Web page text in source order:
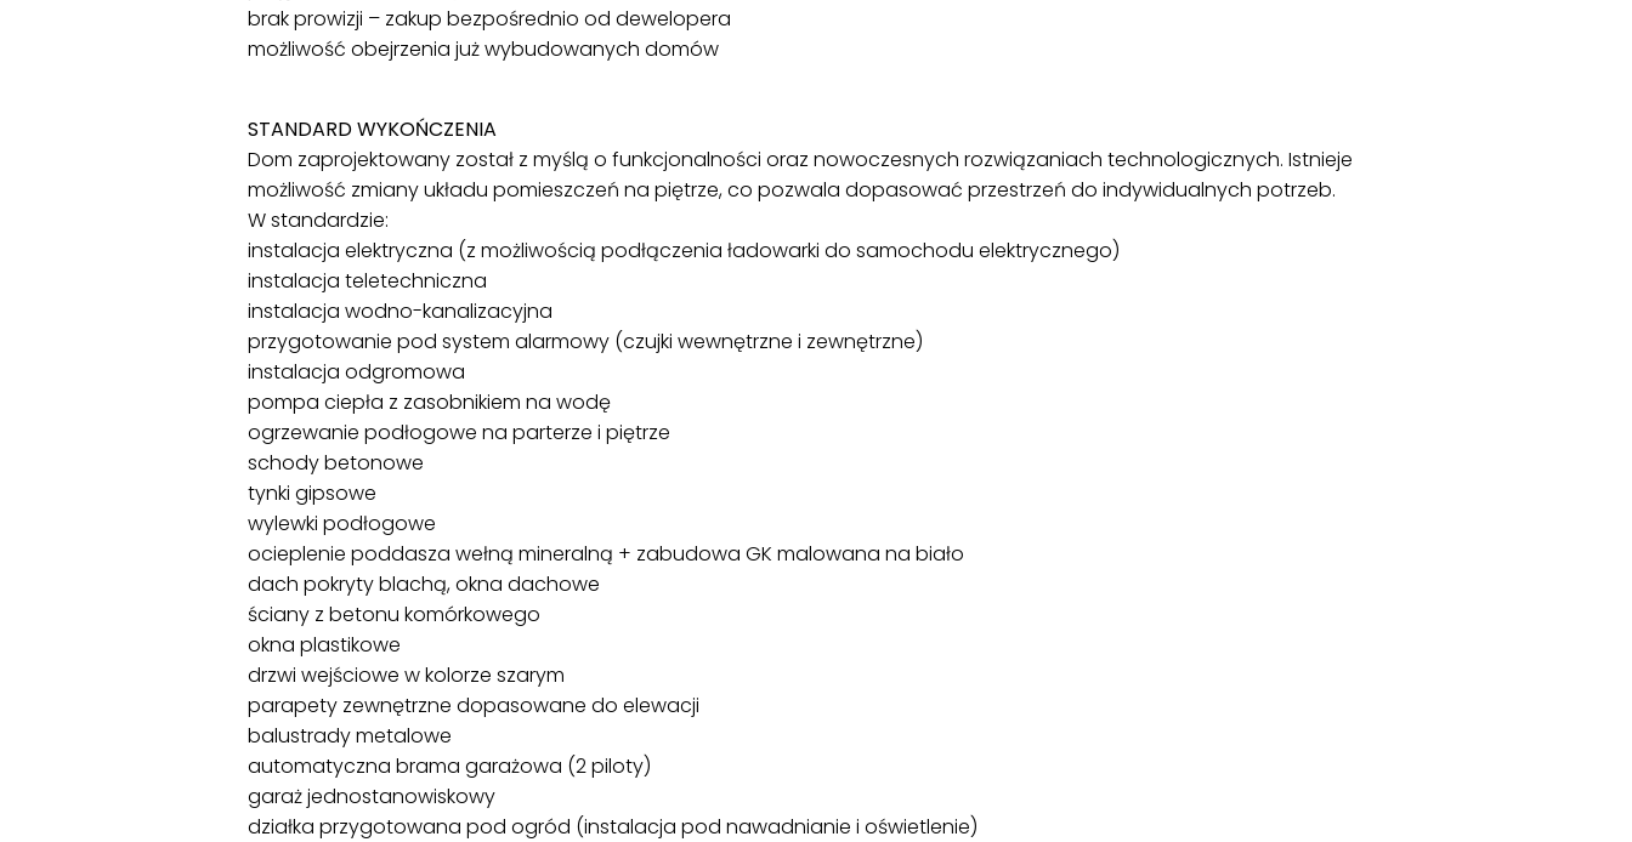
brak prowizji – zakup bezpośrednio od dewelopera
możliwość obejrzenia już wybudowanych domów
STANDARD WYKOŃCZENIA
Dom zaprojektowany został z myślą o funkcjonalności oraz nowoczesnych rozwiązaniach technologicznych. Istnieje
możliwość zmiany układu pomieszczeń na piętrze, co pozwala dopasować przestrzeń do indywidualnych potrzeb.
W standardzie:
instalacja elektryczna (z możliwością podłączenia ładowarki do samochodu elektrycznego)
instalacja teletechniczna
instalacja wodno-kanalizacyjna
przygotowanie pod system alarmowy (czujki wewnętrzne i zewnętrzne)
instalacja odgromowa
pompa ciepła z zasobnikiem na wodę
ogrzewanie podłogowe na parterze i piętrze
schody betonowe
tynki gipsowe
wylewki podłogowe
ocieplenie poddasza wełną mineralną + zabudowa GK malowana na biało
dach pokryty blachą, okna dachowe
ściany z betonu komórkowego
okna plastikowe
drzwi wejściowe w kolorze szarym
parapety zewnętrzne dopasowane do elewacji
balustrady metalowe
automatyczna brama garażowa (2 piloty)
garaż jednostanowiskowy
działka przygotowana pod ogród (instalacja pod nawadnianie i oświetlenie)